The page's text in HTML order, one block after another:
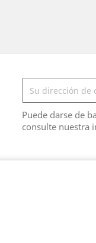
Puede darse de
consulte nuestra